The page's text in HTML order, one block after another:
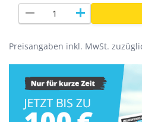
remove add
Preisangaben inkl. MwSt.